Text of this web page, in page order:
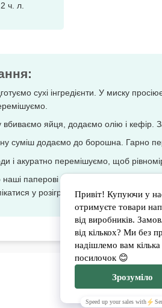
ч. л.
сухі інгредієнти. У миску
вбиваємо яйця, додаємо олію і кефір.
суміш додаємо до борошна. Гарно
і акуратно перемішуємо, щоб
паперові формочки чи силіконові
у розігріту до 200 ºС духовку